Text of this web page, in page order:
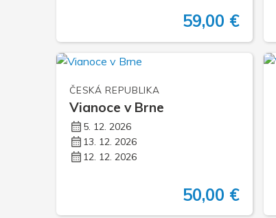
59,00 €
ČESKÁ REPUBLIKA
Vianoce v Brne
5. 12. 2026
13. 12. 2026
12. 12. 2026
50,00 €